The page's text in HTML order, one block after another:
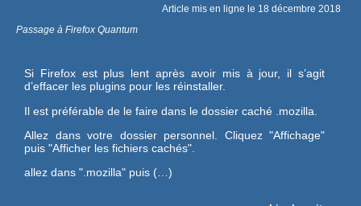
Article mis en ligne le 18 décembre 2018
Passage à Firefox Quantum
Si Firefox est plus lent après avoir mis à jour, il s’agit
d’effacer les plugins pour les réinstaller.
Il est préférable de le faire dans le dossier caché .mozilla.
Allez dans votre dossier personnel. Cliquez "Affichage"
puis "Afficher les fichiers cachés".
allez dans ".mozilla" puis (…)